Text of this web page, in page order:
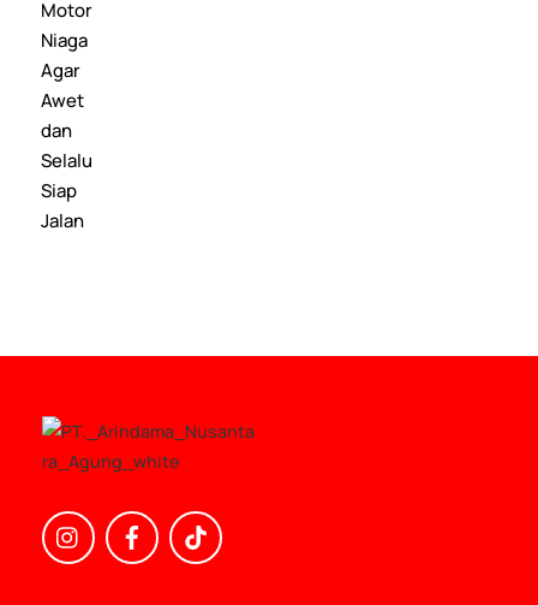
Icon
Icon
Icon